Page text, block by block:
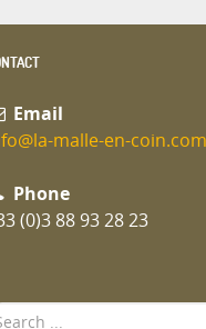
Email
malle-en-coin.com
Phone
(0)3 88 93 28 23